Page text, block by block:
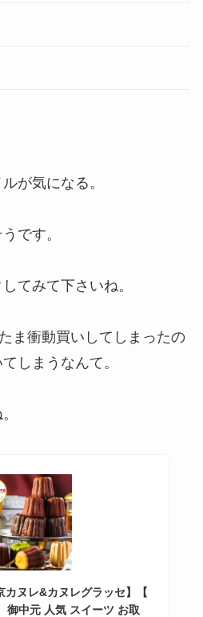
が気になる。
です。
てみて下さいね。
ま衝動買いしてしまったの
しまうなんて。
カヌレ&カヌレグラッセ】【
御中元 人気 スイーツ お取